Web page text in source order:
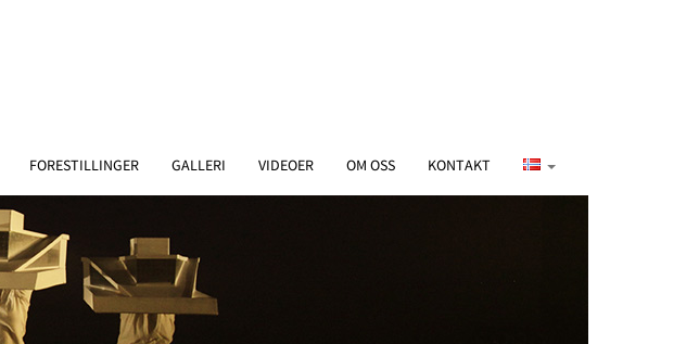
FORESTILLINGER GALLERI VIDEOER OM OSS KONTAKT